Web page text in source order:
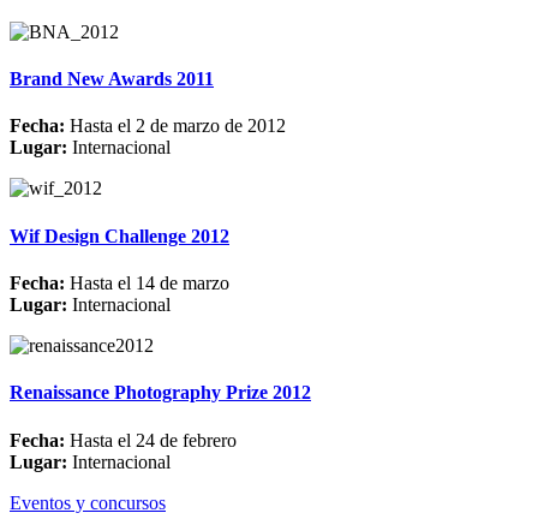
Brand New Awards 2011
Fecha: Hasta el 2 de marzo de 2012
Lugar: Internacional
Wif Design Challenge 2012
Fecha: Hasta el 14 de marzo
Lugar: Internacional
Renaissance Photography Prize 2012
Fecha: Hasta el 24 de febrero
Lugar: Internacional
Eventos y concursos